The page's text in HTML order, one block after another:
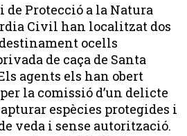
de Protecció a la Natura
Civil han localitzat dos
ocells
de caça de Santa
agents els han obert
la comissió d’un delicte
espècies protegides i
veda i sense autorització.